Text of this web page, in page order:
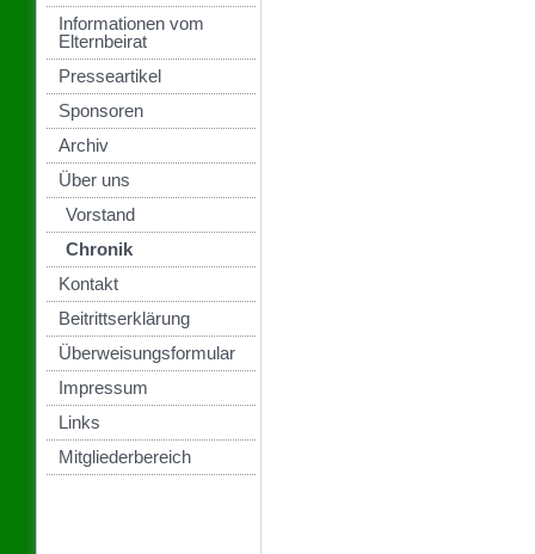
Informationen vom
Elternbeirat
Presseartikel
Sponsoren
Archiv
Über uns
Vorstand
Chronik
Kontakt
Beitrittserklärung
Überweisungsformular
Impressum
Links
Mitgliederbereich